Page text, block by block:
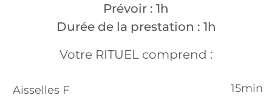
Prévoir : 1h
Durée de la prestation : 1h
Votre RITUEL comprend :
Aisselles F
15min